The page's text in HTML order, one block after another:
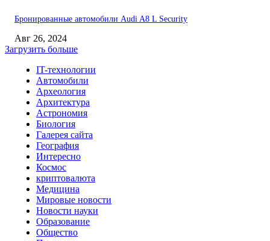
Бронированные автомобили Audi A8 L Security
Авг 26, 2024
Загрузить больше
IT-технологии
Автомобили
Археология
Архитектура
Астрономия
Биология
Галерея сайта
География
Интересно
Космос
криптовалюта
Медицина
Мировые новости
Новости науки
Образование
Общество